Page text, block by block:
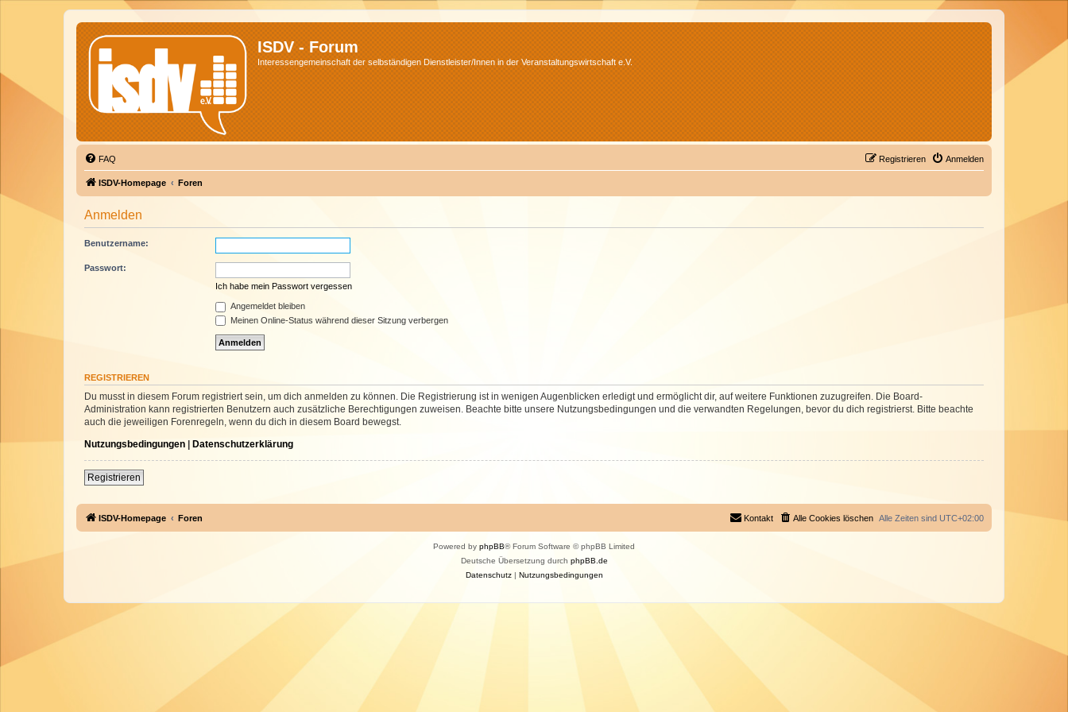
ISDV - Forum
Interessengemeinschaft der selbständigen Dienstleister/Innen in der Veranstaltungswirtschaft e.V.
FAQ Anmelden
Registrieren
ISDV-Homepage Foren
Anmelden
Benutzername:
Passwort:
Ich habe mein Passwort vergessen
Angemeldet bleiben
Meinen Online-Status während dieser Sitzung verbergen
REGISTRIEREN
Du musst in diesem Forum registriert sein, um dich anmelden zu können. Die Registrierung ist in wenigen Augenblicken erledigt und ermöglicht dir, auf weitere Funktionen zuzugreifen. Die Board-
Administration kann registrierten Benutzern auch zusätzliche Berechtigungen zuweisen. Beachte bitte unsere Nutzungsbedingungen und die verwandten Regelungen, bevor du dich registrierst. Bitte beachte
auch die jeweiligen Forenregeln, wenn du dich in diesem Board bewegst.
Nutzungsbedingungen | Datenschutzerklärung
Registrieren
ISDV-Homepage Foren Alle Zeiten sind UTC+02:00
Alle Cookies löschen
Kontakt
Powered by phpBB® Forum Software © phpBB Limited
Deutsche Übersetzung durch phpBB.de
Datenschutz| Nutzungsbedingungen